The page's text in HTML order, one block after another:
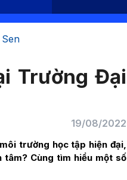
Trường Đại
19/08/2022
trường học tập hiện đại,
tâm? Cùng tìm hiểu một số